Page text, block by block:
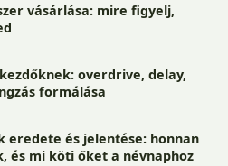
vásárlása: mire figyelj,
overdrive, delay,
formálása
eredete és jelentése: honnan
és mi köti őket a névnaphoz